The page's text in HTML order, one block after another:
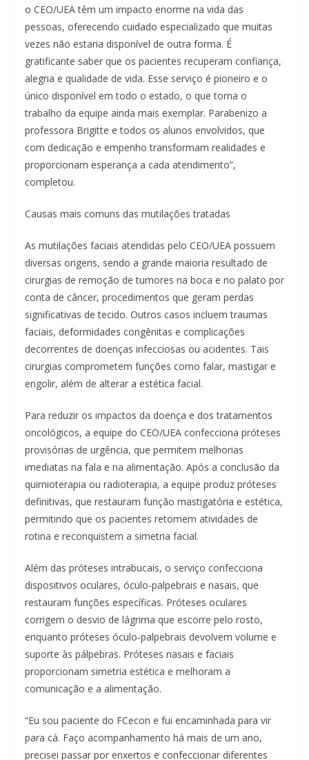
o CEO/UEA têm um impacto enorme na vida das
pessoas, oferecendo cuidado especializado que muitas
vezes não estaria disponível de outra forma. É
gratificante saber que os pacientes recuperam confiança,
alegria e qualidade de vida. Esse serviço é pioneiro e o
único disponível em todo o estado, o que torna o
trabalho da equipe ainda mais exemplar. Parabenizo a
professora Brigitte e todos os alunos envolvidos, que
com dedicação e empenho transformam realidades e
proporcionam esperança a cada atendimento”,
completou.
Causas mais comuns das mutilações tratadas
As mutilações faciais atendidas pelo CEO/UEA possuem
diversas origens, sendo a grande maioria resultado de
cirurgias de remoção de tumores na boca e no palato por
conta de câncer, procedimentos que geram perdas
significativas de tecido. Outros casos incluem traumas
faciais, deformidades congênitas e complicações
decorrentes de doenças infecciosas ou acidentes. Tais
cirurgias comprometem funções como falar, mastigar e
engolir, além de alterar a estética facial.
Para reduzir os impactos da doença e dos tratamentos
oncológicos, a equipe do CEO/UEA confecciona próteses
provisórias de urgência, que permitem melhorias
imediatas na fala e na alimentação. Após a conclusão da
quimioterapia ou radioterapia, a equipe produz próteses
definitivas, que restauram função mastigatória e estética,
permitindo que os pacientes retomem atividades de
rotina e reconquistem a simetria facial.
Além das próteses intrabucais, o serviço confecciona
dispositivos oculares, óculo-palpebrais e nasais, que
restauram funções específicas. Próteses oculares
corrigem o desvio de lágrima que escorre pelo rosto,
enquanto próteses óculo-palpebrais devolvem volume e
suporte às pálpebras. Próteses nasais e faciais
proporcionam simetria estética e melhoram a
comunicação e a alimentação.
“Eu sou paciente do FCecon e fui encaminhada para vir
para cá. Faço acompanhamento há mais de um ano,
precisei passar por enxertos e confeccionar diferentes